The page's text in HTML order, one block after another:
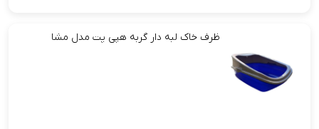
ظرف خاک لبه دار گربه هپی پت مدل مشا